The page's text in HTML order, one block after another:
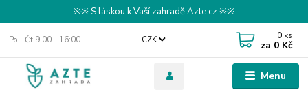
※※ S láskou k Vaší zahradě Azte.cz ※※
Menu
CZK
Po - Čt 9:00 - 16:00 0 ks
za 0 Kč